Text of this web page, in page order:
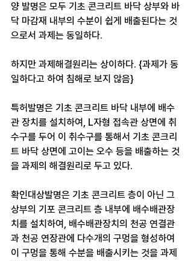
양 발명은 모두 기초 콘크리트 바닥 상부와 바
닥 마감재 내부의 수분이 쉽게 배출된다는 것
으로서 과제는 동일하다.
하지만 과제해결원리는 상이하다. {과제가 동
일하다고 하여 침해로 보지 않음}
특허발명은 기초 콘크리트 바닥 내부에 배수
관 장치를 설치하여, L자형 접속관 상면에 취
수구를 두어 이 취수구를 통해서 기초 콘크리
트 바닥 상면에 고이는 오수 등을 배출하는 것
을 과제의 해결원리로 두고 있다.
확인대상발명은 기초 콘크리트 층이 아닌 그
상부의 기포 콘크리트 층 내부에 배수배관장
치를 설치하여, 배수배관장치의 천공 연결관
과 천공 연장관에 다수개의 구멍을 형성하여
이 구멍을 통해 수분을 배출시키는 것을 과제